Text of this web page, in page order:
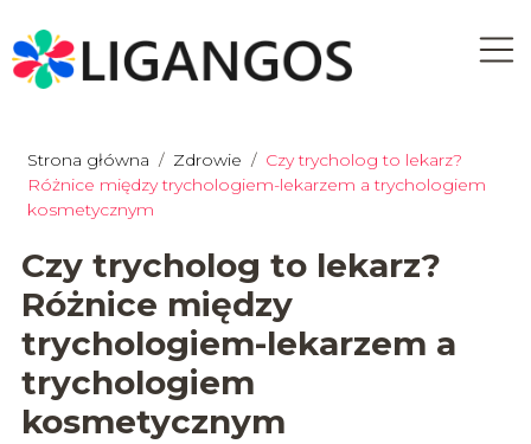
Strona główna / Zdrowie / Czy trycholog to lekarz?
Różnice między trychologiem-lekarzem a trychologiem
kosmetycznym
Czy trycholog to lekarz?
Różnice między
trychologiem-lekarzem a
trychologiem
kosmetycznym